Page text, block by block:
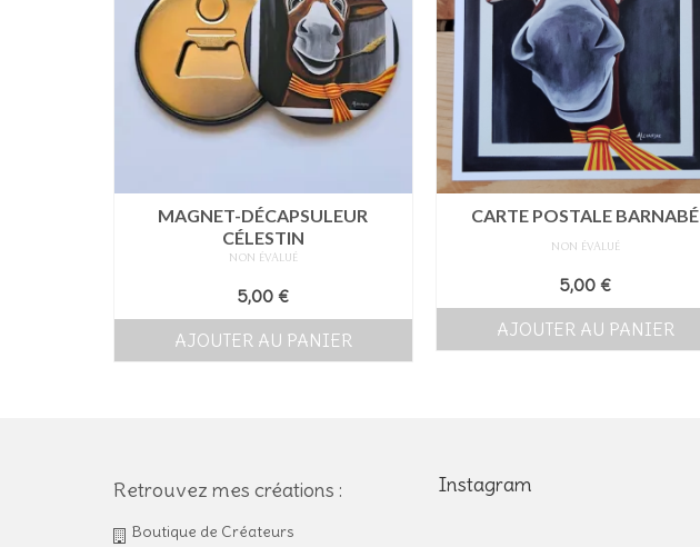
MAGNET-DÉCAPSULEUR
CÉLESTIN
NON ÉVALUÉ
5,00€
AJOUTER AU PANIER
CARTE POSTALE BARNABÉ
NON ÉVALUÉ
5,00€
AJOUTER AU PANIER
Retrouvez mes créations :
Boutique de Créateurs
Instagram